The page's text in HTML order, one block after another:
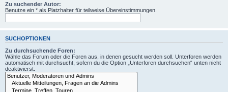
Zu suchender Autor:
Benutze ein * als Platzhalter für teilweise Übereinstimmungen.
SUCHOPTIONEN
Zu durchsuchende Foren:
Wähle das Forum oder die Foren aus, in denen gesucht werden soll. Unterforen werden
automatisch mit durchsucht, sofern du die Option „Unterforen durchsuchen“ unten nicht
deaktivierst.